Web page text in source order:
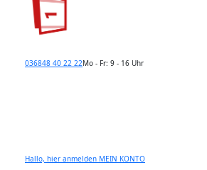
036848 40 22 22Mo - Fr: 9 - 16 Uhr
Hallo, hier anmelden MEIN KONTO